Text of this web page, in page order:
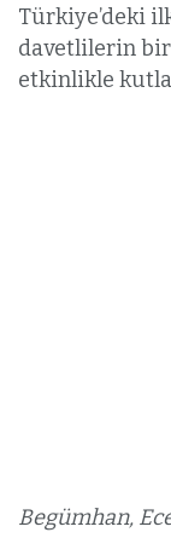
Türkiye’deki
davetlilerin
etkinlikle
Begümhan,